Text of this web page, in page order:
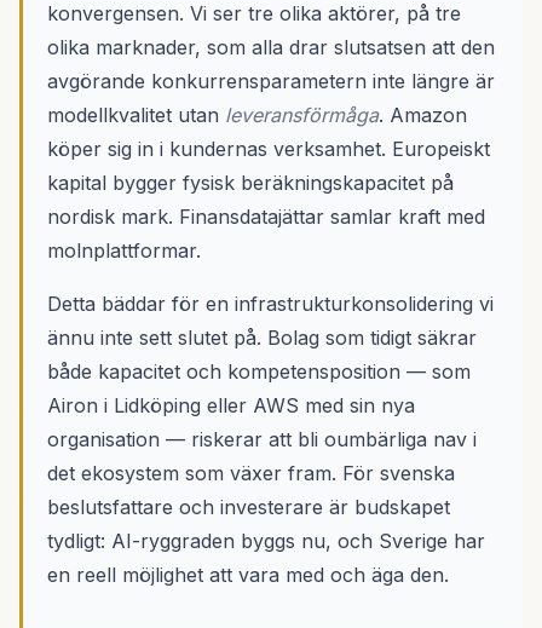
konvergensen. Vi ser tre olika aktörer, på tre
olika marknader, som alla drar slutsatsen att den
avgörande konkurrensparametern inte längre är
modellkvalitet utan leveransförmåga. Amazon
köper sig in i kundernas verksamhet. Europeiskt
kapital bygger fysisk beräkningskapacitet på
nordisk mark. Finansdatajättar samlar kraft med
molnplattformar.
Detta bäddar för en infrastrukturkonsolidering vi
ännu inte sett slutet på. Bolag som tidigt säkrar
både kapacitet och kompetensposition — som
Airon i Lidköping eller AWS med sin nya
organisation — riskerar att bli oumbärliga nav i
det ekosystem som växer fram. För svenska
beslutsfattare och investerare är budskapet
tydligt: AI-ryggraden byggs nu, och Sverige har
en reell möjlighet att vara med och äga den.